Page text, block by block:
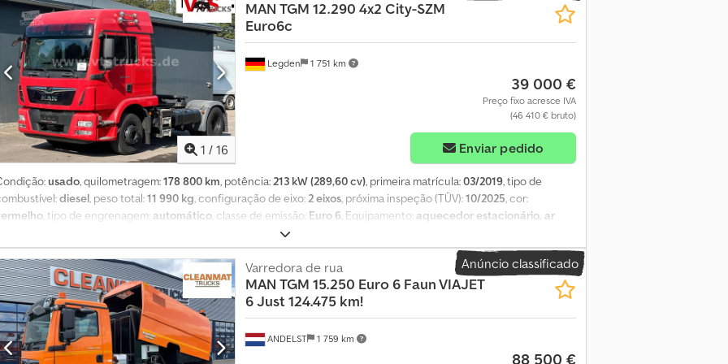
preços e condições. Para mais informações: Loris: 3484773001 URL: #oespecialistadomultilift SCARRABILI AURORA atua
venda e compra de veículos industriais e comerciais, especializada principalmente no setor de resíduos.
Especializados em caminhões, reboques e equipamentos de multilift. Com um estoque disponível de mais de 50
caminhões e mais de 150 carroçarias, containers com ou sem grua multilift. S.E.&O Devido à quantidade de anúncios e
detalhes publicados, a Aurora recomenda confirmar a exatidão dos dados com a equipe de vendas.
1 / 16
Legden 1 751 km
MAN TGM 12.290 4x2 City-SZM
Euro6c
39 000 €
Preço fixo acresce IVA
(46 410 € bruto)
Enviar pedido
usado, quilometragem:178 800 km, potência:213 kW (289,60 cv), primeira matrícula:03/2019, tipo de
diesel, peso total:11 990 kg, configuração de eixo:2 eixos, próxima inspeção (TÜV):10/2025, cor:
, tipo de engrenagem: automático, classe de emissão: Euro 6, Equipamento: aquecedor estacionário, ar
, * Volante multifuncional * Frigorífico * Cama de descanso * Ar condicionado automático * Aquecedor
* Rádio transmissor Dkedpfxszp Dcxo Akpjr * Cruise control * Assistente de arranque em subida *
de feixe/molaflex ou ar * Travão de motor * Aviso de manutenção de faixa * Inspeção técnica: 10.2025 *
periódica: 04.2026 * Peso vazio: 5.410 kg -----Número interno do veículo: 11332----Sujeito a erros e venda
Suporte via WhatsApp disponível! Se tiver dúvidas sobre o veículo ou necessitar de mais informações,
nos confortavelmente por WhatsApp
Anúncio classificado
ANDELST 1 759 km
Varredora de rua
MAN TGM 15.250 Euro 6 Faun VIAJET
6 Just 124.475 km!
88 500 €